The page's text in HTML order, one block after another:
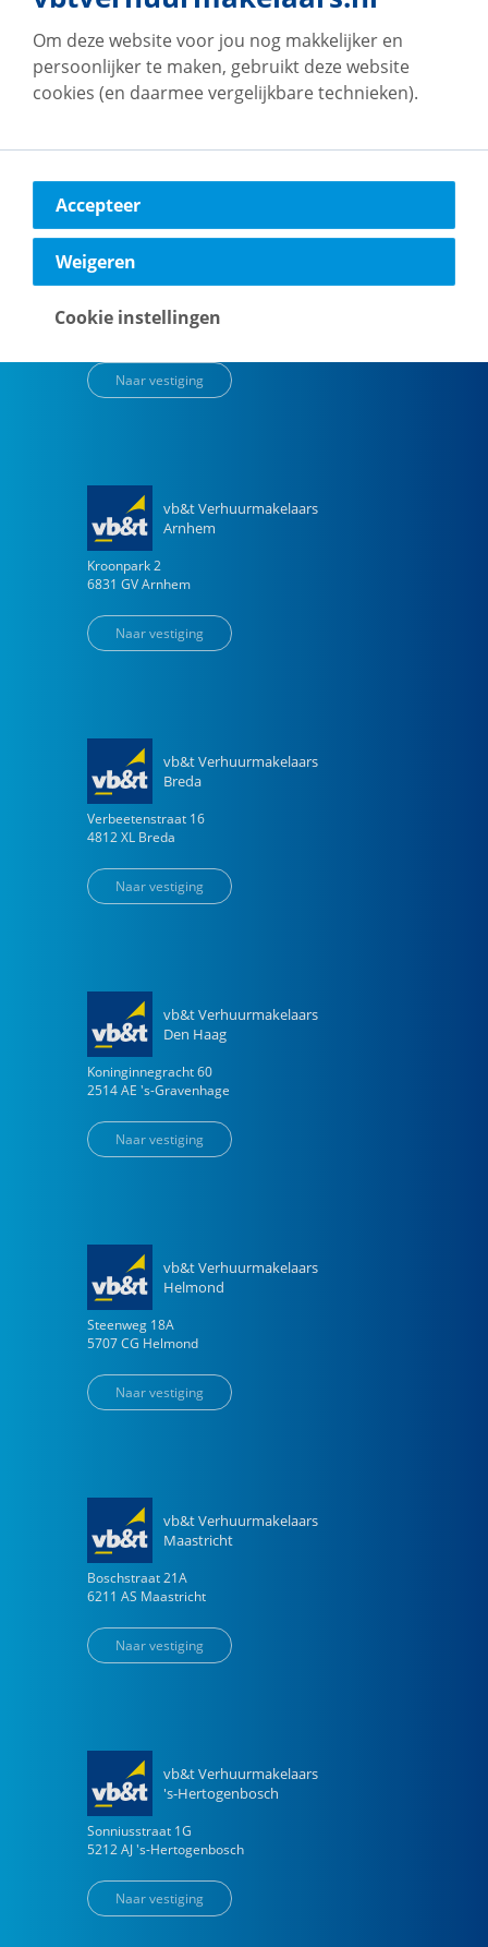
Vestdijk 180
5611 CZ
Eindhoven
H.J.E. Wenckebachweg
Amsterdam
Naar vestiging
vb&t Verhuurmakelaars
Arnhem
Kroonpark 2
6831 GV Arnhem
Naar vestiging
vb&t Verhuurmakelaars
Breda
Verbeetenstraat 16
4812 XL Breda
Naar vestiging
vb&t Verhuurmakelaars
Den Haag
Koninginnegracht 60
2514 AE 's-Gravenhage
Naar vestiging
vb&t Verhuurmakelaars
Helmond
Steenweg 18A
5707 CG Helmond
Naar vestiging
vb&t Verhuurmakelaars
Maastricht
Boschstraat 21A
6211 AS Maastricht
Naar vestiging
vb&t Verhuurmakelaars
's-Hertogenbosch
Sonniusstraat 1G
5212 AJ 's-Hertogenbosch
Naar vestiging
Om deze website voor jou nog makkelijker en
persoonlijker te maken, gebruikt deze website
cookies (en daarmee vergelijkbare technieken).
Accepteer
Weigeren
Cookie instellingen